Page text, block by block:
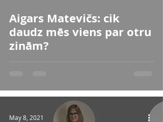
Aigars Matevičs: cik
daudz mēs viens par otru
zinām?
May 8, 2021